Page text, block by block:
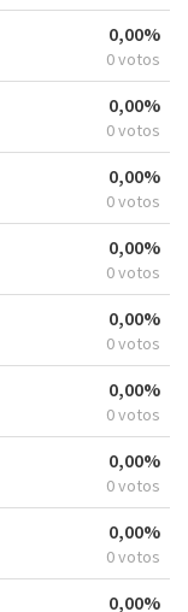
0,00%
0 votos
0,00%
0 votos
0,00%
0 votos
0,00%
0 votos
0,00%
0 votos
0,00%
0 votos
0,00%
0 votos
0,00%
0 votos
0,00%